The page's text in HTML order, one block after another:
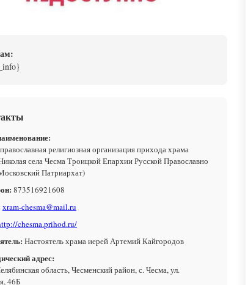
религиозная организация прихода храма
села Чесма Троицкой Епархии Русской Православно
Патриархат)
873516921608
xram-chesma@mail.ru
chesma.prihod.ru/
Настоятель храма иерей Артемий Кайгородов
адрес:
область, Чесменский район, с. Чесма, ул.
46Б